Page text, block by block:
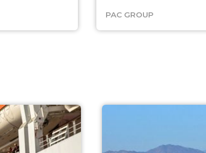
PAC GROUP